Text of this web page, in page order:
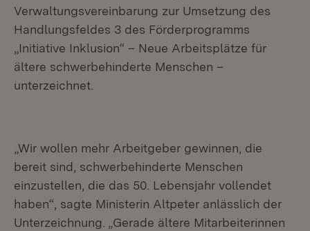
Verwaltungsvereinbarung zur Umsetzung des
Handlungsfeldes 3 des Förderprogramms
„Initiative Inklusion“ – Neue Arbeitsplätze für
ältere schwerbehinderte Menschen –
unterzeichnet.
„Wir wollen mehr Arbeitgeber gewinnen, die
bereit sind, schwerbehinderte Menschen
einzustellen, die das 50. Lebensjahr vollendet
haben“, sagte Ministerin Altpeter anlässlich der
Unterzeichnung. „Gerade ältere Mitarbeiterinnen